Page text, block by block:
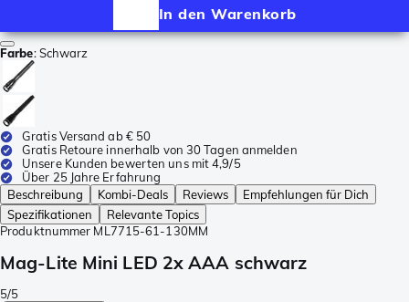
In den Warenkorb
Farbe:Schwarz
Gratis Versand ab € 50
Gratis Retoure innerhalb von 30 Tagen anmelden
Unsere Kunden bewerten uns mit 4,9/5
Über 25 Jahre Erfahrung
Beschreibung
Kombi-Deals Reviews
Empfehlungen für Dich
Spezifikationen
Relevante Topics
Produktnummer ML7715-61-130MM
Mag-Lite Mini LED 2x AAA schwarz
5/5